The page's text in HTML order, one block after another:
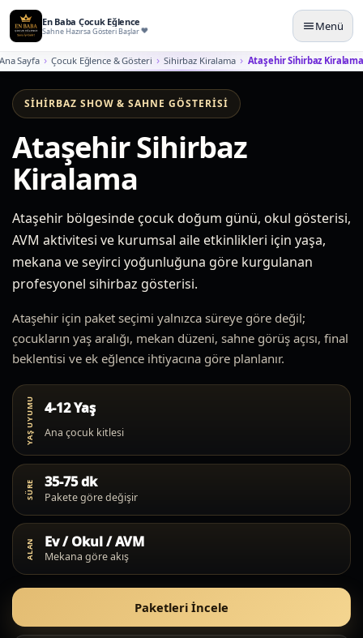
En Baba Çocuk Eğlence
Sahne Hazırsa Gösteri Başlar Menü
Sayfa Çocuk Eğlence & Gösteri Sihirbaz Kiralama Ataşehir Sihirbaz
SIHIRBAZ SHOW & SAHNE GÖSTERISI
Ataşehir Sihirbaz
Kiralama
Ataşehir bölgesinde çocuk doğum günü, okul gösterisi,
AVM aktivitesi ve kurumsal aile etkinlikleri için yaşa,
mekana ve seyirci yoğunluğuna göre kurgulanan
profesyonel sihirbaz gösterisi.
Ataşehir için paket seçimi yalnızca süreye göre değil;
çocukların yaş aralığı, mekan düzeni, sahne görüş açısı, final
beklentisi ve ek eğlence ihtiyacına göre planlanır.
YAŞ UYUMU 4-12 Yaş
Ana çocuk kitlesi
SÜRE 35-75 dk
Pakete göre değişir
ALAN Ev / Okul / AVM
Mekana göre akış
Paketleri İncele